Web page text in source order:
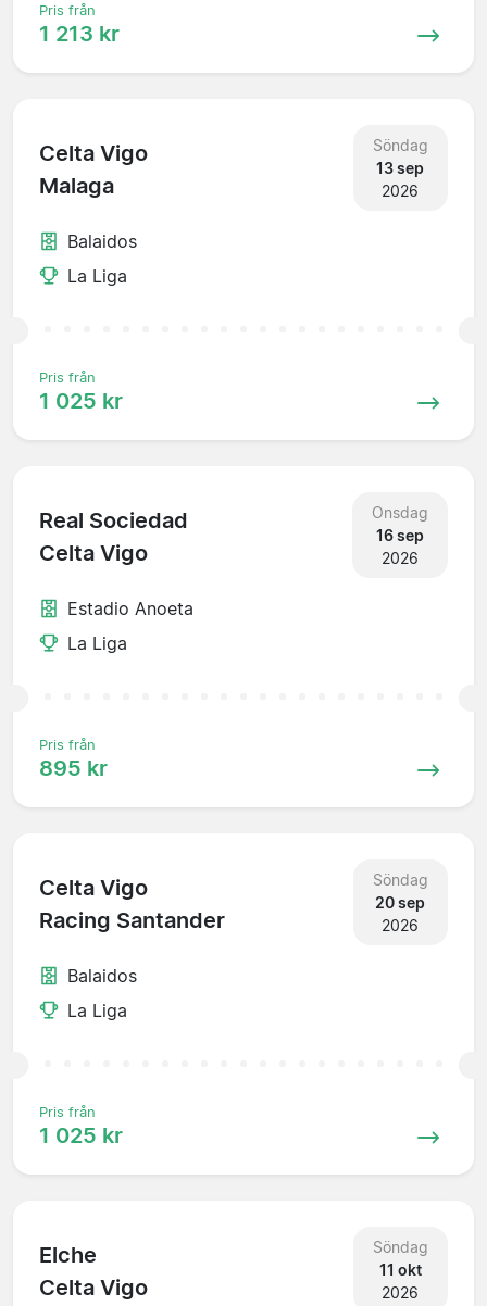
Pris från
1 213 kr
Celta Vigo
Malaga
Söndag
13 sep
2026
Balaidos
La Liga
Pris från
1 025 kr
Real Sociedad
Celta Vigo
Onsdag
16 sep
2026
Estadio Anoeta
La Liga
Pris från
895 kr
Celta Vigo
Racing Santander
Söndag
20 sep
2026
Balaidos
La Liga
Pris från
1 025 kr
Elche
Celta Vigo
Söndag
11 okt
2026